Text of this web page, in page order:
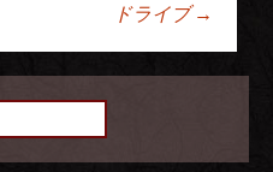
ーショ
ドライブ→